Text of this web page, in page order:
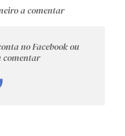
a comentar
no Facebook ou
comentar